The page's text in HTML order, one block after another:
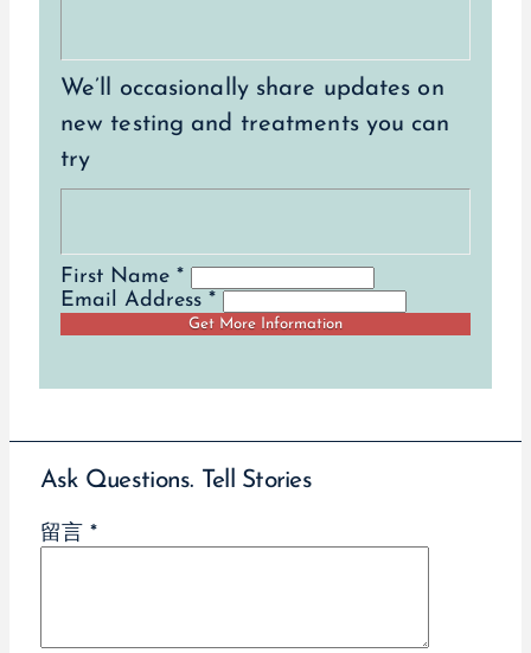
We’ll occasionally share updates on
new testing and treatments you can
try
First Name *
Email Address *
Ask Questions. Tell Stories
留言 *